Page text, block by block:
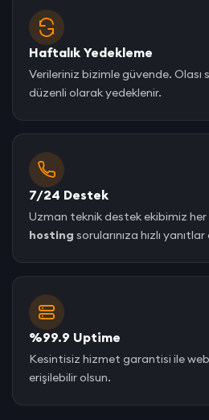
Haftalık Yedekleme
Verileriniz bizimle güvende. Olası
düzenli olarak yedeklenir.
7/24 Destek
Uzman teknik destek ekibimiz her
hosting sorularınıza hızlı yanıtlar
%99.9 Uptime
Kesintisiz hizmet garantisi ile
erişilebilir olsun.